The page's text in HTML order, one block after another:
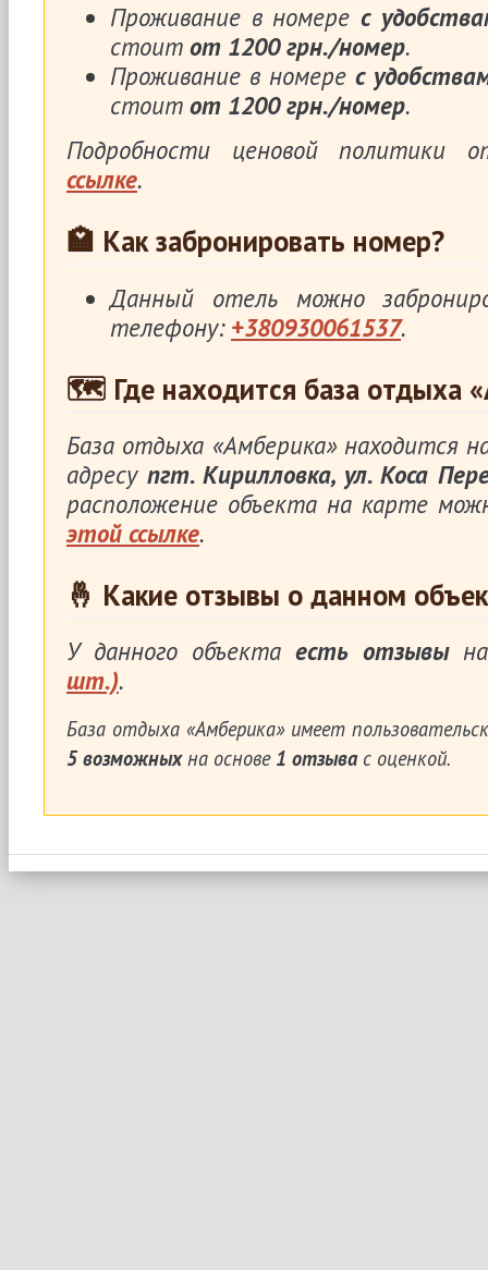
Проживание в номерес
стоит от 1200 грн./номер.
Проживание в номере с
стоит от 1200 грн./номер.
Подробности ценовой политики
ссылке.
🏩 Как забронировать номер?
Данный отель можно
телефону: +380930061537.
🗺 Где находится база отдыха
База отдыха «Амберика» находится
адресу пгт. Кирилловка, ул. Коса
расположение объекта на карте
этой ссылке.
🤞 Какие отзывы о данном
У данного объекта есть отзывы
шт.).
База отдыха «Амберика»имеет
5 возможныхна основе 1 отзывас оценкой.